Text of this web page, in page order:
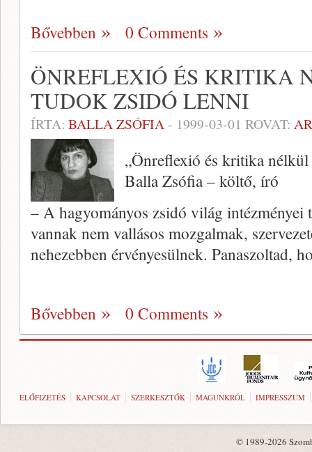
Bővebben 0 Comments
ÖNREFLEXIÓ ÉS KRITIKA
TUDOK ZSIDÓ LENNI
ÍRTA: BALLA ZSÓFIA- 1999-03-01 ROVAT:
„Önreflexió és kritika
Balla Zsófia – költő, író
– A hagyományos zsidó világ
van­nak nem vallásos mozgalmak,
nehezebben érvényesülnek. Panaszoltad,
Bővebben 0 Comments
ELŐFIZETÉS KAPCSOLAT SZERKESZTŐK MAGUNKRÓL IMPRESSZUM
© 1989-2026